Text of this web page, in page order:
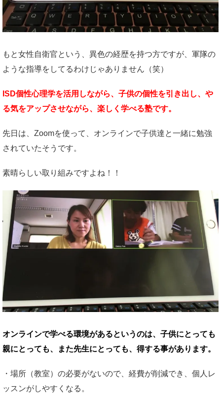
もと女性自衛官という、異色の経歴を持つ方ですが、軍隊の
ような指導をしてるわけじゃありません（笑）
ISD個性心理学を活用しながら、子供の個性を引き出し、や
る気をアップさせながら、楽しく学べる塾です。
先日は、Zoomを使って、オンラインで子供達と一緒に勉強
されていたそうです。
素晴らしい取り組みですよね！！
オンラインで学べる環境があるというのは、子供にとっても
親にとっても、また先生にとっても、得する事があります。
・場所（教室）の必要がないので、経費が削減でき、個人レ
ッスンがしやすくなる。